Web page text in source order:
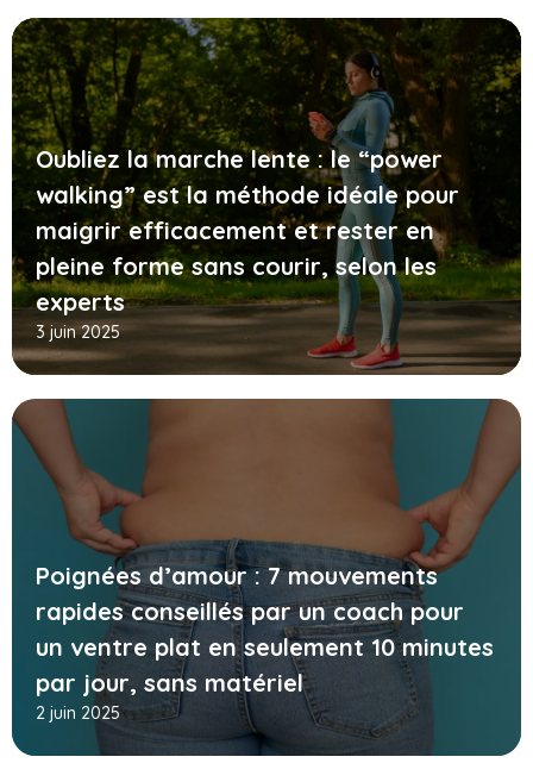
Oubliez la marche lente : le “power
walking” est la méthode idéale pour
maigrir efficacement et rester en
pleine forme sans courir, selon les
experts
3 juin 2025
Poignées d’amour : 7 mouvements
rapides conseillés par un coach pour
un ventre plat en seulement 10 minutes
par jour, sans matériel
2 juin 2025